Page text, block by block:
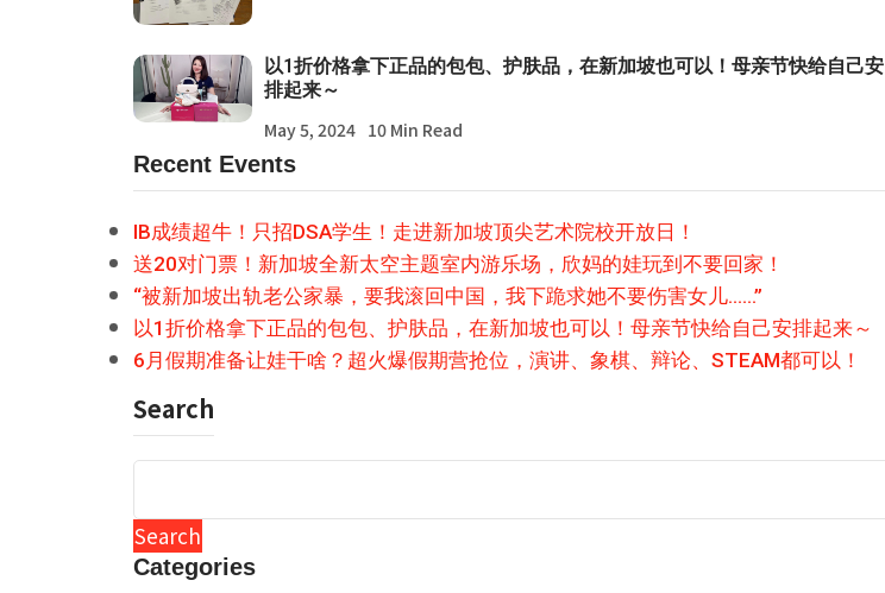
以1折价格拿下正品的包包、护肤品，在新加坡也可以！母亲节快给自己安
排起来～
May 5, 2024 10 Min Read
Recent Events
IB成绩超牛！只招DSA学生！走进新加坡顶尖艺术院校开放日！
送20对门票！新加坡全新太空主题室内游乐场，欣妈的娃玩到不要回家！
“被新加坡出轨老公家暴，要我滚回中国，我下跪求她不要伤害女儿……”
以1折价格拿下正品的包包、护肤品，在新加坡也可以！母亲节快给自己安排起来～
6月假期准备让娃干啥？超火爆假期营抢位，演讲、象棋、辩论、STEAM都可以！
Search
Search
Categories